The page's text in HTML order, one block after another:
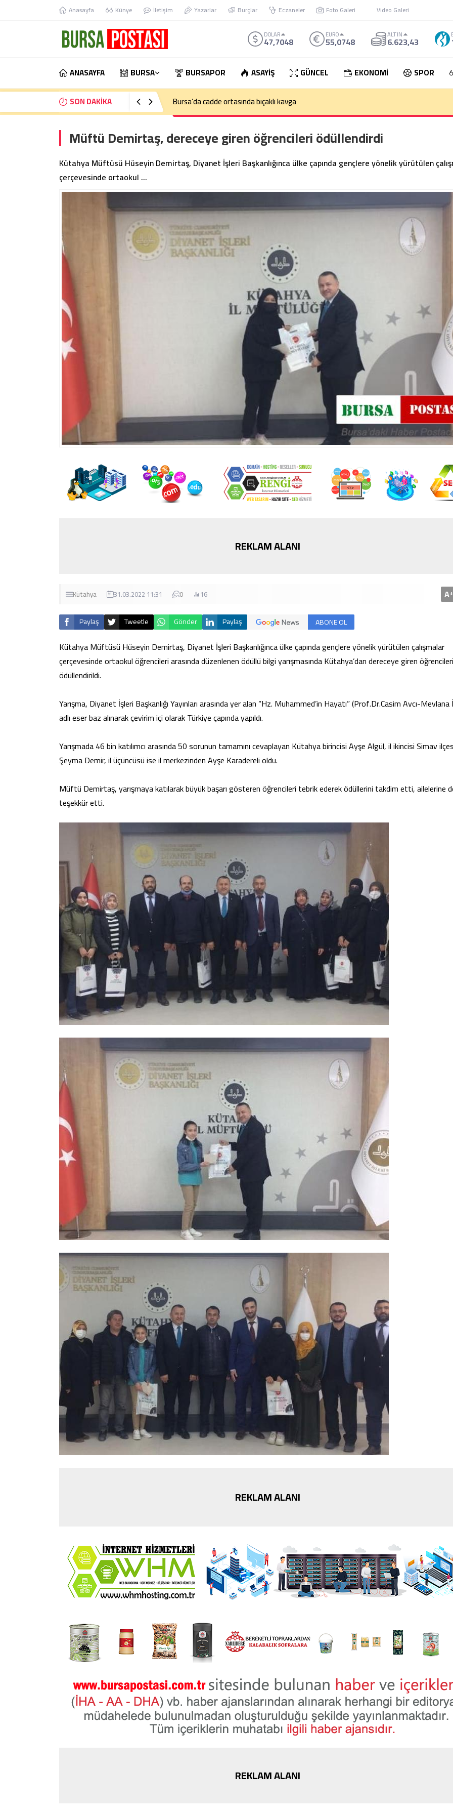
Anasayfa Künye İletişim Yazarlar Burçlar Eczaneler Foto Galeri Video Galeri
DOLAR
47,7048 EURO
55,0748 ALTIN
6.623,43
ANASAYFA BURSA BURSAPOR ASAYİŞ GÜNCEL EKONOMİ SPOR
SON DAKİKA
Bursa’da cadde ortasında bıçaklı kavga
Müftü Demirtaş, dereceye giren öğrencileri ödüllendirdi
Kütahya Müftüsü Hüseyin Demirtaş, Diyanet İşleri Başkanlığınca ülke çapında gençlere yönelik yürütülen
çerçevesinde ortaokul …
REKLAM ALANI
Kütahya 31.03.2022 11:31 0 16 A+
Paylaş Tweetle Gönder Paylaş ABONE OL
Kütahya Müftüsü Hüseyin Demirtaş, Diyanet İşleri Başkanlığınca ülke çapında gençlere yönelik yürütülen çalışmalar
çerçevesinde ortaokul öğrencileri arasında düzenlenen ödüllü bilgi yarışmasında Kütahya’dan dereceye giren öğrencileri
ödüllendirildi.
Yarışma, Diyanet İşleri Başkanlığı Yayınları arasında yer alan “Hz. Muhammed’in Hayatı” (Prof.Dr.Casim Avcı-Mevlana
adlı eser baz alınarak çevirim içi olarak Türkiye çapında yapıldı.
Yarışmada 46 bin katılımcı arasında 50 sorunun tamamını cevaplayan Kütahya birincisi Ayşe Algül, il ikincisi Simav
Şeyma Demir, il üçüncüsü ise il merkezinden Ayşe Karadereli oldu.
Müftü Demirtaş, yarışmaya katılarak büyük başarı gösteren öğrencileri tebrik ederek ödüllerini takdim etti, ailelerine
teşekkür etti.
REKLAM ALANI
REKLAM ALANI